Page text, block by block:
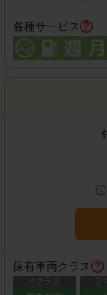
各種サービス
保有車両クラス